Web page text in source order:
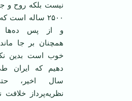
نیست بلکه روح و
۲۵۰۰ ساله است
و از پس ده‌ها
همچنان بر جا
خوب است بدین
سال اخیر،
نظریه‌پرداز خلافت